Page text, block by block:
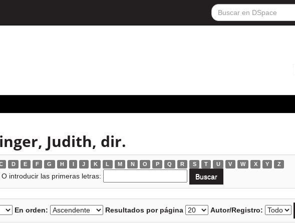
Judith, dir.
D E F G H I J K L M N O P Q R S T U V W X Y Z
O introducir las primeras letras:
En orden: Resultados por página Autor/Registro: